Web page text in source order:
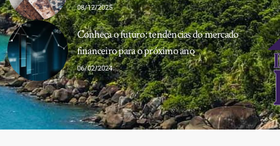
08/12/2025
Conheça o futuro: tendências do mercado
financeiro para o próximo ano
06/02/2024